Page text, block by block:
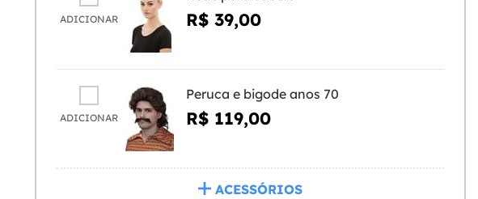
ADICIONAR R$ 39,00
ADICIONAR
Peruca e bigode anos 70
R$ 119,00
ACESSÓRIOS